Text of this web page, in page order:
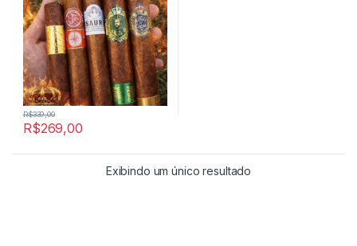
R$269,00
R$339,00
Exibindo um único resultado